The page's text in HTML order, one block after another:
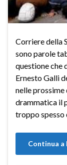
Corriere della
sono parole
questione che
Ernesto Galli
nelle prossime
drammatica il
troppo spesso
Continua a